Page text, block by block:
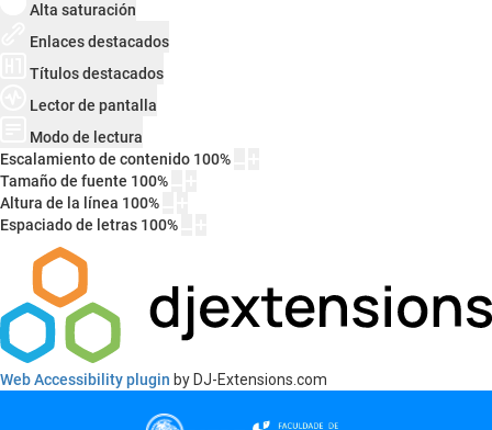
Alta saturación
Enlaces destacados
Títulos destacados
Lector de pantalla
Modo de lectura
Escalamiento de contenido 100%
Tamaño de fuente 100%
Altura de la línea 100%
Espaciado de letras 100%
Web Accessibility plugin by DJ-Extensions.com